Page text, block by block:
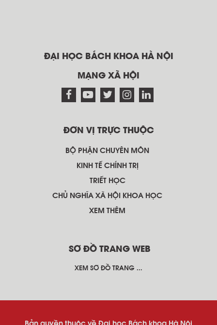
ĐẠI HỌC BÁCH KHOA HÀ NỘI
MẠNG XÃ HỘI
ĐƠN VỊ TRỰC THUỘC
BỘ PHẬN CHUYÊN MÔN
KINH TẾ CHÍNH TRỊ
TRIẾT HỌC
CHỦ NGHĨA XÃ HỘI KHOA HỌC
XEM THÊM
SƠ ĐỒ TRANG WEB
XEM SƠ ĐỒ TRANG ...